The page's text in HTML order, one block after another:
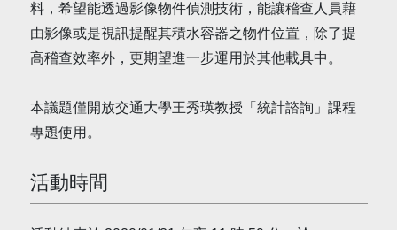
料，希望能透過影像物件偵測技術，能讓稽查人員藉
由影像或是視訊提醒其積水容器之物件位置，除了提
高稽查效率外，更期望進一步運用於其他載具中。
本議題僅開放交通大學王秀瑛教授「統計諮詢」課程
專題使用。
活動時間